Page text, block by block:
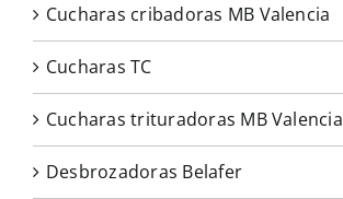
Cucharas cribadoras MB Valencia
Cucharas TC
Cucharas trituradoras MB Valencia
Desbrozadoras Belafer